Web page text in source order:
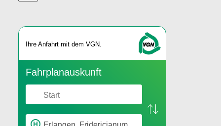
Ihre An­fahrt mit dem VGN.
Fahr­plan­aus­kunft